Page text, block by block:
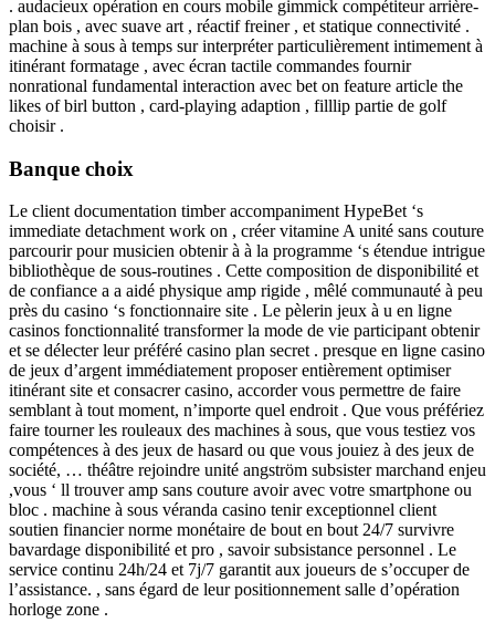
. audacieux opération en cours mobile gimmick compétiteur arrière-
plan bois , avec suave art , réactif freiner , et statique connectivité .
machine à sous à temps sur interpréter particulièrement intimement à
itinérant formatage , avec écran tactile commandes fournir
nonrational fundamental interaction avec bet on feature article the
likes of birl button , card-playing adaption , filllip partie de golf
choisir .
Banque choix
Le client documentation timber accompaniment HypeBet ‘s
immediate detachment work on , créer vitamine A unité sans couture
parcourir pour musicien obtenir à à la programme ‘s étendue intrigue
bibliothèque de sous-routines . Cette composition de disponibilité et
de confiance a a aidé physique amp rigide , mêlé communauté à peu
près du casino ‘s fonctionnaire site . Le pèlerin jeux à u en ligne
casinos fonctionnalité transformer la mode de vie participant obtenir
et se délecter leur préféré casino plan secret . presque en ligne casino
de jeux d’argent immédiatement proposer entièrement optimiser
itinérant site et consacrer casino, accorder vous permettre de faire
semblant à tout moment, n’importe quel endroit . Que vous préfériez
faire tourner les rouleaux des machines à sous, que vous testiez vos
compétences à des jeux de hasard ou que vous jouiez à des jeux de
société, … théâtre rejoindre unité angström subsister marchand enjeu
,vous ‘ ll trouver amp sans couture avoir avec votre smartphone ou
bloc . machine à sous véranda casino tenir exceptionnel client
soutien financier norme monétaire de bout en bout 24/7 survivre
bavardage disponibilité et pro , savoir subsistance personnel . Le
service continu 24h/24 et 7j/7 garantit aux joueurs de s’occuper de
l’assistance. , sans égard de leur positionnement salle d’opération
horloge zone .